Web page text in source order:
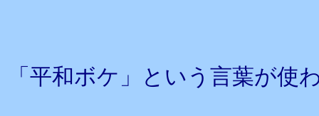
「平和ボケ」という言葉が使